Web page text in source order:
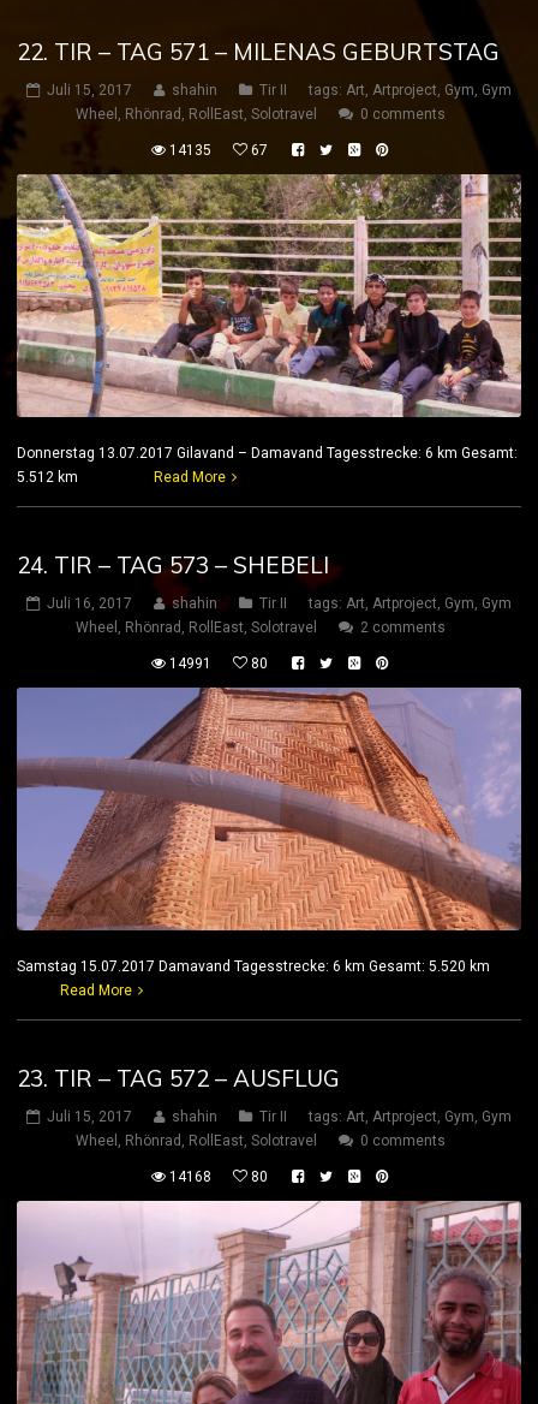
22. TIR – TAG 571 – MILENAS GEBURTSTAG
Juli 15, 2017 shahin Tir II tags: Art, Artproject, Gym, Gym
Wheel , Rhönrad , RollEast, Solotravel 0 comments
14135 67
Donnerstag 13.07.2017 Gilavand – Damavand Tagesstrecke: 6 km Gesamt:
5.512 km
Read More
24. TIR – TAG 573 – SHEBELI
Juli 16, 2017 shahin Tir II tags: Art, Artproject, Gym, Gym
Wheel , Rhönrad , RollEast, Solotravel 2 comments
14991 80
Samstag 15.07.2017 Damavand Tagesstrecke: 6 km Gesamt: 5.520 km
Read More
23. TIR – TAG 572 – AUSFLUG
Juli 15, 2017 shahin Tir II tags: Art, Artproject, Gym, Gym
Wheel , Rhönrad , RollEast, Solotravel 0 comments
14168 80